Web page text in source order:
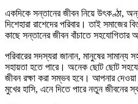
একদিকে সন্তানের জীবন নিয়ে উৎকণ্ঠা,
দিশেহারা রাশেদের পরিবার। তাই সমাজের
কাছে সন্তানের জীবন বাঁচাতে
পরিবারের সদস্যরা জানান, মানুষের সামান্য
সহায়তা হতে পারে। অনেক ছোট ছোট
জীবন রক্ষা করা সম্ভব হবে। আপনার দেওয়া
মুখের হাসি, এনে দিতে পারে নতুন জীবনের